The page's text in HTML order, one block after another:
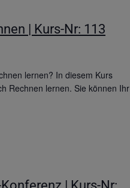
| Kurs-Nr: 113
lernen? In diesem Kurs
Rechnen lernen. Sie können Ihr